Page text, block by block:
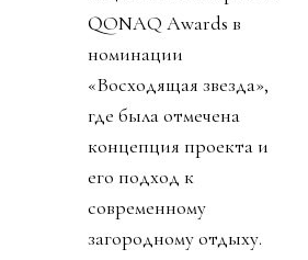
QONAQ Awards в
номинации
«Восходящая звезда»,
где была отмечена
концепция проекта и
его подход к
современному
загородному отдыху.